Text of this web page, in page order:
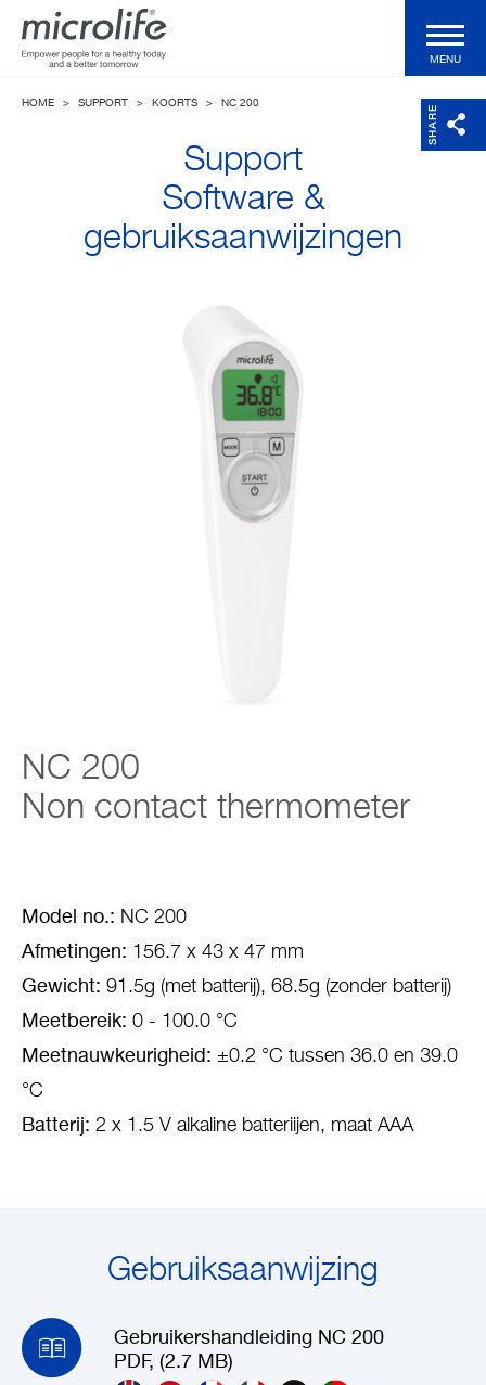
Voor de professional
MENU
SHARE
HOME > SUPPORT > KOORTS > NC 200
Support
Software &
gebruiksaanwijzingen
NC 200
Non contact thermometer
Model no.: NC 200
Afmetingen: 156.7 x 43 x 47 mm
Gewicht: 91.5g (met batterij), 68.5g (zonder batterij)
Meetbereik: 0 - 100.0 °C
Meetnauwkeurigheid: ±0.2 °C tussen 36.0 en 39.0
°C
Batterij: 2 x 1.5 V alkaline batteriijen, maat AAA
Gebruiksaanwijzing
Gebruikershandleiding NC 200
PDF, (2.7 MB)